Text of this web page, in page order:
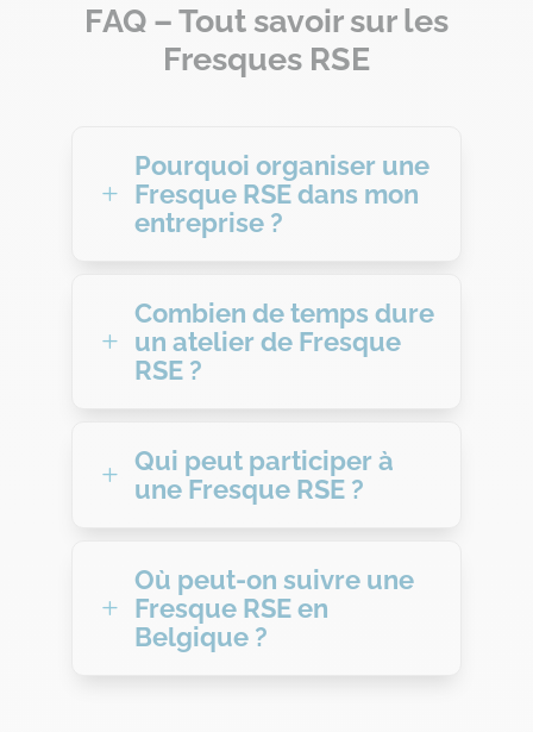
FAQ – Tout savoir sur les
Fresques RSE
L
Pourquoi organiser une
Fresque RSE dans mon
entreprise ?
L
Combien de temps dure
un atelier de Fresque
RSE ?
L
Qui peut participer à
une Fresque RSE ?
L
Où peut-on suivre une
Fresque RSE en
Belgique ?